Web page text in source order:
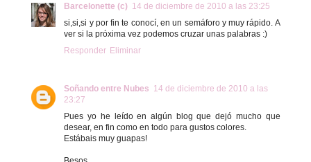
Barcelonette (c) 14 de diciembre de 2010 a las 23:25
si,si,si y por fin te conocí, en un semáforo y muy rápido. A
ver si la próxima vez podemos cruzar unas palabras :)
Responder Eliminar
Soñando entre Nubes 14 de diciembre de 2010 a las
23:27
Pues yo he leído en algún blog que dejó mucho que
desear, en fin como en todo para gustos colores.
Estábais muy guapas!